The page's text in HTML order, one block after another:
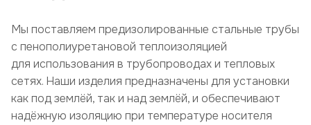
Мы поставляем предизолированные стальные трубы
с пенополиуретановой теплоизоляцией
для использования в трубопроводах и тепловых
сетях. Наши изделия предназначены для установки
как под землёй, так и над землёй, и обеспечивают
надёжную изоляцию при температуре носителя